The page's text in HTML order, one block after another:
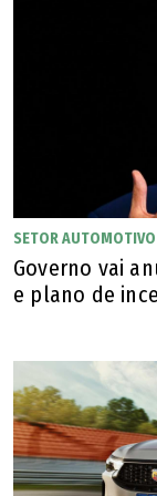
Os últimos oito
sequenciais) são
SB546266 a
Outras
Citroën ou pelo
FIAT
Os chassis
SETOR AUTOMOTIVO
Governo vai
e plano de